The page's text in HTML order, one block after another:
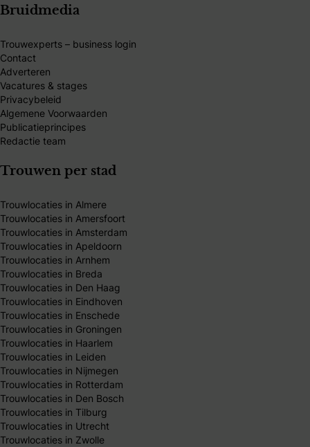
Bruidmedia
Trouwexperts – business login
Contact
Adverteren
Vacatures & stages
Privacybeleid
Algemene Voorwaarden
Publicatieprincipes
Redactie team
Trouwen per stad
Trouwlocaties in Almere
Trouwlocaties in Amersfoort
Trouwlocaties in Amsterdam
Trouwlocaties in Apeldoorn
Trouwlocaties in Arnhem
Trouwlocaties in Breda
Trouwlocaties in Den Haag
Trouwlocaties in Eindhoven
Trouwlocaties in Enschede
Trouwlocaties in Groningen
Trouwlocaties in Haarlem
Trouwlocaties in Leiden
Trouwlocaties in Nijmegen
Trouwlocaties in Rotterdam
Trouwlocaties in Den Bosch
Trouwlocaties in Tilburg
Trouwlocaties in Utrecht
Trouwlocaties in Zwolle